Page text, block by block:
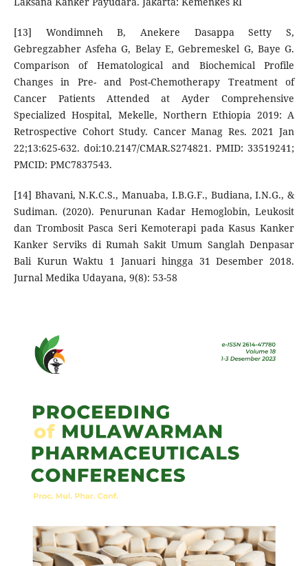
[13] Wondimneh B, Anekere Dasappa Setty S,
Gebregzabher Asfeha G, Belay E, Gebremeskel G, Baye G.
Comparison of Hematological and Biochemical Profile
Changes in Pre- and Post-Chemotherapy Treatment of
Cancer Patients Attended at Ayder Comprehensive
Specialized Hospital, Mekelle, Northern Ethiopia 2019: A
Retrospective Cohort Study. Cancer Manag Res. 2021 Jan
22;13:625-632. doi:10.2147/CMAR.S274821. PMID: 33519241;
PMCID: PMC7837543.
[14] Bhavani, N.K.C.S., Manuaba, I.B.G.F., Budiana, I.N.G., &
Sudiman. (2020). Penurunan Kadar Hemoglobin, Leukosit
dan Trombosit Pasca Seri Kemoterapi pada Kasus Kanker
Kanker Serviks di Rumah Sakit Umum Sanglah Denpasar
Bali Kurun Waktu 1 Januari hingga 31 Desember 2018.
Jurnal Medika Udayana, 9(8): 53-58